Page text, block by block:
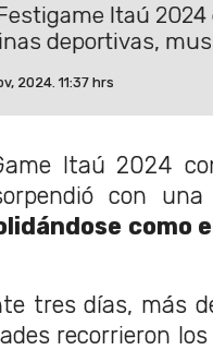
Itaú
deportivas,
2024. 11:37 hrs
Itaú 2024
con
como
tres días, más
recorrieron los